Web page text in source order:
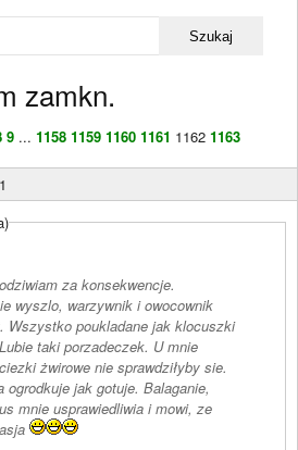
Szukaj
zamkn.
9 ... 1158 1159 1160 1161 1162 1163
za konsekwencje.
wyszlo, warzywnik i owocownik
Wszystko poukladane jak klocuszki
taki porzadeczek. U mnie
żwirowe nie sprawdziłyby sie.
ogrodkuje jak gotuje. Balaganie,
mnie usprawiedliwia i mowi, ze